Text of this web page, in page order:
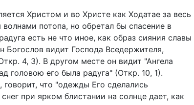
Христом и во Христе как Ходатае за весь
потопа, но обретал бы спасение в
есть не что иное, как образ сияния славы
Богослов видит Господа Вседержителя,
4, 3). В другом месте он видит "Ангела
головою его была радуга" (Откр. 10, 1).
что "одежды Его сделались
при ярком блистании на солнце дает, как